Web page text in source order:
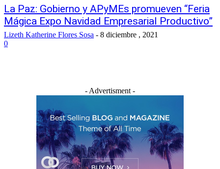
La Paz: Gobierno y APyMEs promueven “Feria
Mágica Expo Navidad Empresarial Productivo”
Lizeth Katherine Flores Sosa - 8 diciembre , 2021
0
- Advertisment -